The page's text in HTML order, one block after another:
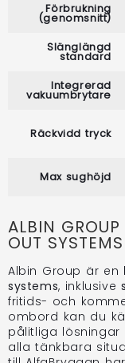
Förbrukning
(genomsnitt)
Slänglängd
standard
Integrerad
vakuumbrytare
Räckvidd tryck
Max sughöjd
ALBIN
OUT
Albin Group är
systems, inklusive
fritids- och
ombord kan du
pålitliga
alla tänkbara